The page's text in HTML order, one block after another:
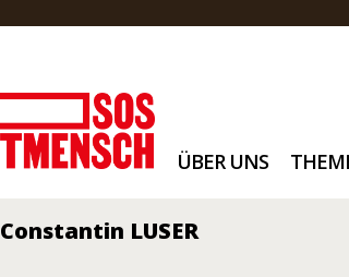
ÜBER UNS
Constantin LUSER